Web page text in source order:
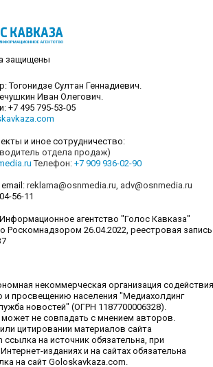
защищены
Тогонидзе Султан Геннадиевич.
Иван Олегович.
+7 495 795-53-05
и иное сотрудничество:
отдела продаж)
Телефон: +7 909 936-02-90
reklama@osnmedia.ru, adv@osnmedia.ru
56-11
агентство "Голос Кавказа"
Роскомнадзором 26.04.2022, реестровая запись
некоммерческая организация содействия
просвещению населения "Медиахолдинг
новостей" (ОГРН 1187700006328).
не совпадать с мнением авторов.
цитировании материалов сайта
на источник обязательна, при
изданиях и на сайтах обязательна
на сайт Goloskavkaza.com.